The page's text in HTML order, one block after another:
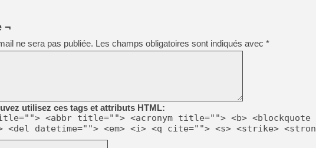
[LS] [PS5] ps5-y2jb-
[GK] Pourquoi Marvel
[GK] Test : Restory : Chill
[GK] GTA 6 : Rockstar
[GK] Hot Wheels Infinite
[GK] Mémoire cash -
[GK] Résultats Nintendo :
[GK] Déjà des
[Mo5] Brickboy cherche à
[GK] Minecraft et ses «
¬
ne sera pas publiée. Les champs obligatoires sont indiqués avec *
utilisez ces tags et attributs HTML:
<abbr title=""> <acronym title=""> <b> <blockquote
<del datetime=""> <em> <i> <q cite=""> <s> <strike>